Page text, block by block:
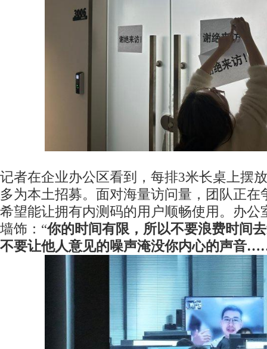
记者在企业办公区看到，每排3米长桌上摆
多为本土招募。面对海量访问量，团队正在
希望能让拥有内测码的用户顺畅使用。办公
墙饰：“你的时间有限，所以不要浪费时间
不要让他人意见的噪声淹没你内心的声音